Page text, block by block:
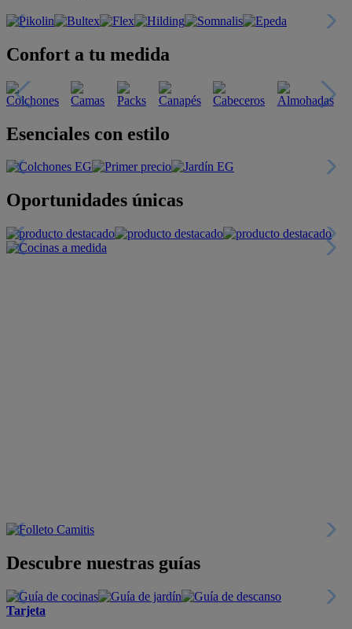
Confort a tu medida
Esenciales con estilo
Oportunidades únicas
Descubre nuestras guías
Tarjeta